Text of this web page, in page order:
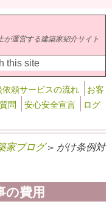
が運営する建築家紹介サイト
ーム
頼サービスの流れ
お客
問 安心安全宣言
ログ
家ブログ> がけ条例対
の費用